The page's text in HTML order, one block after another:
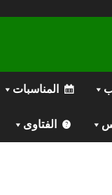
المناسبات
الفتاوى